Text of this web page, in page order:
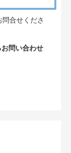
合せくださ
問い合わせ